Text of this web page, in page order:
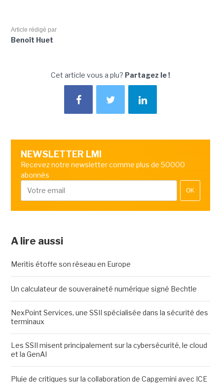
Article rédigé par
Benoît Huet
Cet article vous a plu? Partagez le !
NEWSLETTER LMI
Recevez notre newsletter comme plus de 50000
abonnés
OK
A lire aussi
Meritis étoffe son réseau en Europe
Un calculateur de souveraineté numérique signé Bechtle
NexPoint Services, une SSII spécialisée dans la sécurité des
terminaux
Les SSII misent principalement sur la cybersécurité, le cloud
et la GenAI
Pluie de critiques sur la collaboration de Capgemini avec ICE